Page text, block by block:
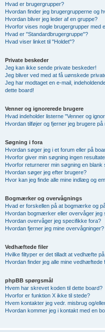
Hvad er brugergrupper?
Hvordan finder jeg brugergrupperne og
Hvordan bliver jeg leder af en gruppe?
Hvorfor vises nogle brugergrupper med
Hvad er "Standardbrugergruppe"?
Hvad viser linket til "Holdet"?
Private beskeder
Jeg kan ikke sende private beskeder!
Jeg bliver ved med at få uønskede
Jeg har modtaget en e-mail,
dette board!
Venner og ignorerede brugere
Hvad indeholder listerne "Venner og
Hvordan tilføjer og fjerner jeg brugere
Søgning i fora
Hvordan søger jeg i et forum eller på
Hvorfor giver min søgning ingen
Hvorfor returnerer min søgning en blank
Hvordan søger jeg efter brugere?
Hvor kan jeg finde alle mine indlæg og
Bogmærker og overvågnings
Hvad er forskellen på at bogmærke og
Hvordan bogmærker eller overvåger jeg
Hvordan overvåger jeg specifikke fora?
Hvordan fjerner jeg mine overvågninger?
Vedhæftede filer
Hvilke filtyper er det tilladt at vedhæfte
Hvordan finder jeg alle mine vedhæftede
phpBB spørgsmål
Hvem har skrevet koden til dette board?
Hvorfor er funktion X ikke til stede?
Hvem kontakter jeg vedr. misbrug og/
Hvordan kommer jeg i kontakt med en